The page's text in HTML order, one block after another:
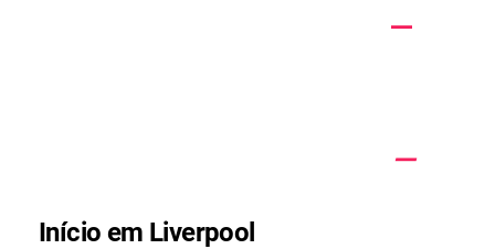
Início em Liverpool